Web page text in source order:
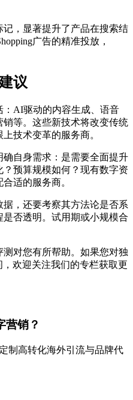
，显著提升了产品在搜索结
广告的精准投放，
议
：AI驱动的内容生成、语音
等。这些新技术将改变传统
技术变革的服务商。
自身需求：是需要全面提升
预算规模如何？现有数字资
适的服务商。
，还要考察其方法论是否系
否透明。试用期或小规模合
对您有所帮助。如果您对独
欢迎关注我们的专栏获取更
营销？
制高转化海外引流与品牌代